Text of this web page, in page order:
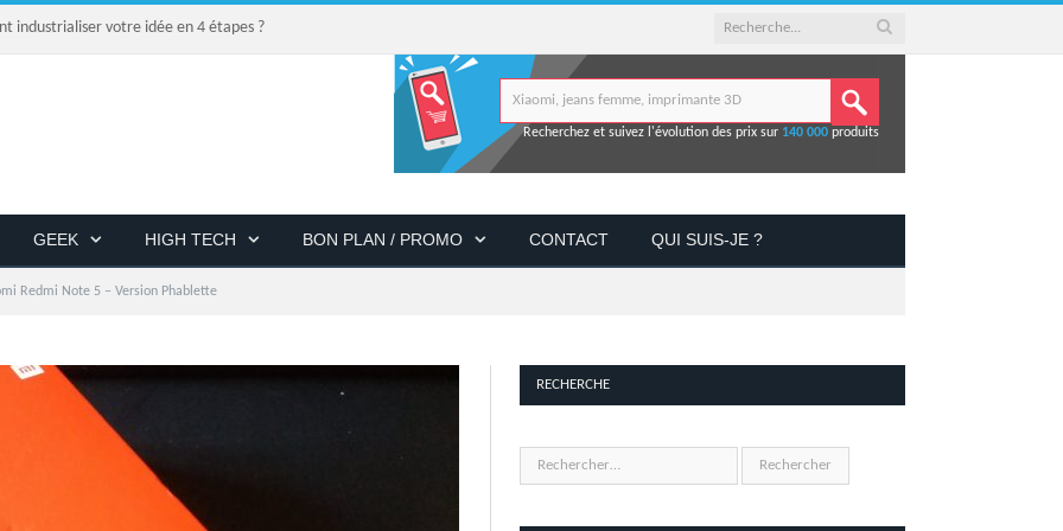
industrialiser votre idée en 4 étapes ?
Recherchez et suivez l'évolution des prix sur 140 000 produits
GEEK HIGH TECH BON PLAN / PROMO CONTACT QUI SUIS-JE ?
Redmi Note 5 – Version Phablette
RECHERCHE